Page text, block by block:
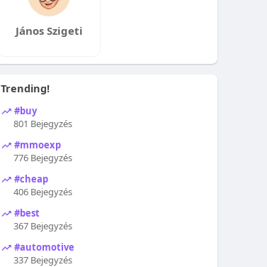
János Szigeti
Trending!
#buy
801 Bejegyzés
#mmoexp
776 Bejegyzés
#cheap
406 Bejegyzés
#best
367 Bejegyzés
#automotive
337 Bejegyzés